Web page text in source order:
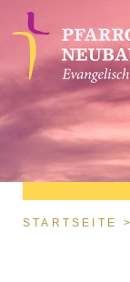
Direkt
Sie sind hier
STARTSEITE